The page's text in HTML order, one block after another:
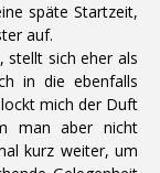
späte Startzeit,
auf.
stellt sich eher als
in die ebenfalls
mich der Duft
man aber nicht
kurz weiter, um